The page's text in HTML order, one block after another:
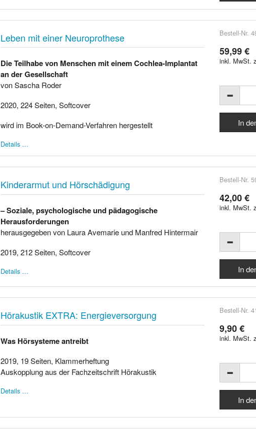
Leben mit einer Neuroprothese
Die Teilhabe von Menschen mit einem Cochlea-Implantat
an der Gesellschaft
von Sascha Roder
2020, 224 Seiten, Softcover
wird im Book-on-Demand-Verfahren hergestellt
Details …
Bestell-Nr.
59,99 €
inkl. MwSt.
Kinderarmut und Hörschädigung
– Soziale, psychologische und pädagogische
Herausforderungen
herausgegeben von Laura Avemarie und Manfred Hintermair
2019, 212 Seiten, Softcover
Details …
Bestell-Nr.
42,00 €
inkl. MwSt.
Hörakustik EXTRA: Energieversorgung
Was Hörsysteme antreibt
2019, 19 Seiten, Klammerheftung
Auskopplung aus der Fachzeitschrift Hörakustik
Details …
Bestell-Nr.
9,90 €
inkl. MwSt.